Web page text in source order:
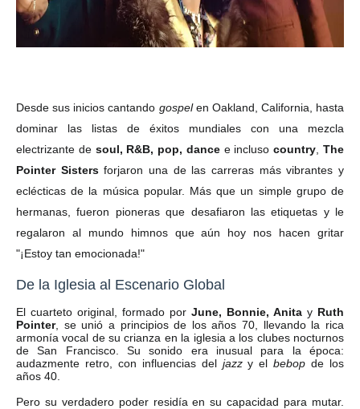
Desde sus inicios cantando gospelen Oakland, California, hasta
dominar las listas de éxitos mundiales con una mezcla
electrizante de soul, R&B, pop, dancee inclusocountry ,The
Pointer Sistersforjaron una de las carreras más vibrantes y
eclécticas de la música popular. Más que un simple grupo de
hermanas, fueron pioneras que desafiaron las etiquetas y le
regalaron al mundo himnos que aún hoy nos hacen gritar
"¡Estoy tan emocionada!"
De la Iglesia al Escenario Global
El cuarteto original, formado por June, Bonnie, Anita y Ruth
Pointer, se unió a principios de los años 70, llevando la rica
armonía vocal de su crianza en la iglesia a los clubes nocturnos
de San Francisco. Su sonido era inusual para la época:
audazmente retro, con influencias del jazzy elbebop de los
años 40.
Pero su verdadero poder residía en su capacidad para mutar.